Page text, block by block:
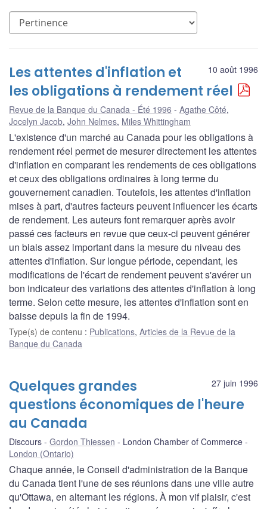
10 août 1996
Les attentes d'inflation et
les obligations à rendement réel
Revue de la Banque du Canada - Été 1996 Agathe Côté,
Jocelyn Jacob, John Nelmes, Miles Whittingham
L'existence d'un marché au Canada pour les obligations à
rendement réel permet de mesurer directement les attentes
d'inflation en comparant les rendements de ces obligations
et ceux des obligations ordinaires à long terme du
gouvernement canadien. Toutefois, les attentes d'inflation
mises à part, d'autres facteurs peuvent influencer les écarts
de rendement. Les auteurs font remarquer après avoir
passé ces facteurs en revue que ceux-ci peuvent générer
un biais assez important dans la mesure du niveau des
attentes d'inflation. Sur longue période, cependant, les
modifications de l'écart de rendement peuvent s'avérer un
bon indicateur des variations des attentes d'inflation à long
terme. Selon cette mesure, les attentes d'inflation sont en
baisse depuis la fin de 1994.
Type(s) de contenu : Publications, Articles de la Revue de la
Banque du Canada
27 juin 1996
Quelques grandes
questions économiques de l'heure
au Canada
Discours Gordon Thiessen
London Chamber of Commerce
London (Ontario)
Chaque année, le Conseil d'administration de la Banque
du Canada tient l'une de ses réunions dans une ville autre
qu'Ottawa, en alternant les régions. À mon vif plaisir, c'est